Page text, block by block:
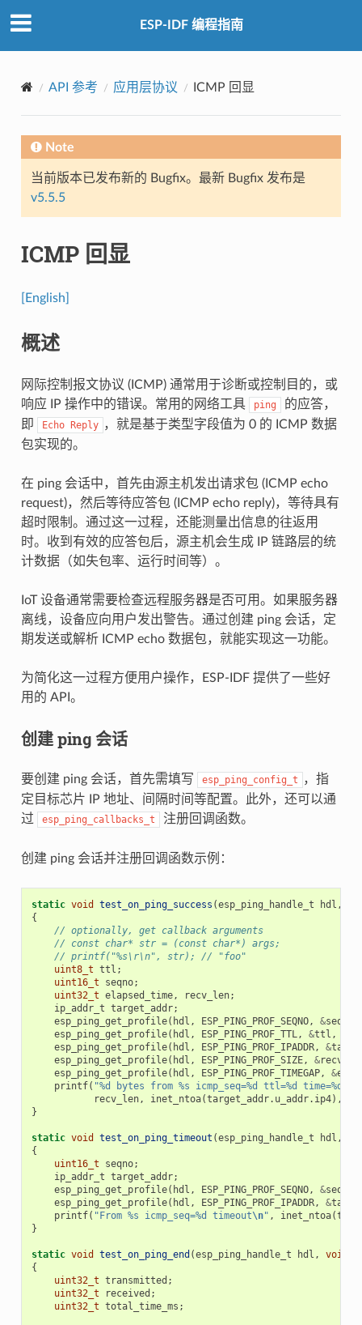
ESP-IDF 编程指南
API 参考 应用层协议 ICMP 回显
Note
当前版本已发布新的 Bugfix。最新 Bugfix 发布是
v5.5.5
ICMP 回显
[English]
概述
网际控制报文协议 (ICMP) 通常用于诊断或控制目的，或
响应 IP 操作中的错误。常用的网络工具
ping
的应答，
即
Echo Reply ，就是基于类型字段值为 0 的 ICMP 数据
包实现的。
在 ping 会话中，首先由源主机发出请求包 (ICMP echo
request)，然后等待应答包 (ICMP echo reply)，等待具有
超时限制。通过这一过程，还能测量出信息的往返用
时。收到有效的应答包后，源主机会生成 IP 链路层的统
计数据（如失包率、运行时间等）。
IoT 设备通常需要检查远程服务器是否可用。如果服务器
离线，设备应向用户发出警告。通过创建 ping 会话，定
期发送或解析 ICMP echo 数据包，就能实现这一功能。
为简化这一过程方便用户操作，ESP-IDF 提供了一些好
用的 API。
创建 ping 会话
要创建 ping 会话，首先需填写 esp_ping_config_t
，指
定目标芯片 IP 地址、间隔时间等配置。此外，还可以通
过
esp_ping_callbacks_t 注册回调函数。
创建 ping 会话并注册回调函数示例：
static void test_on_ping_success (esp_ping_handle_t hdl ,
{
// optionally, get callback arguments
// const char* str = (const char*) args;
// printf("%s\r\n", str); // "foo"
uint8_t ttl ;
uint16_t
seqno;
uint32_t elapsed_time, recv_len;
ip_addr_t target_addr;
esp_ping_get_profile( hdl , ESP_PING_PROF_SEQNO, &seqno
esp_ping_get_profile( hdl , ESP_PING_PROF_TTL, &ttl ,
esp_ping_get_profile( hdl , ESP_PING_PROF_IPADDR, &
esp_ping_get_profile( hdl , ESP_PING_PROF_SIZE, &
esp_ping_get_profile( hdl , ESP_PING_PROF_TIMEGAP, &
printf( "%d bytes from %s icmp_seq=%d ttl=%d time=%d ms
recv_len, inet_ntoa(target_addr. u_addr. ip4),
}
static void test_on_ping_timeout (esp_ping_handle_t hdl ,
{
uint16_t
seqno;
ip_addr_t target_addr;
esp_ping_get_profile( hdl , ESP_PING_PROF_SEQNO, &seqno
esp_ping_get_profile( hdl , ESP_PING_PROF_IPADDR, &
printf( "From %s icmp_seq=%d timeout\n" , inet_ntoa(
}
static void test_on_ping_end (esp_ping_handle_t hdl , void
{
uint32_t transmitted ;
uint32_t
received ;
uint32_t total_time_ms ;